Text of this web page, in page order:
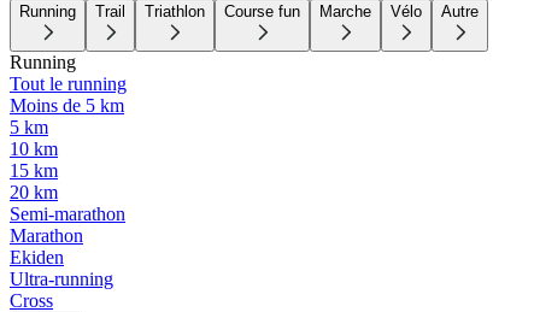
Running Trail Triathlon Course fun Marche Vélo Autre
Running
Tout le running
Moins de 5 km
5 km
10 km
15 km
20 km
Semi-marathon
Marathon
Ekiden
Ultra-running
Cross